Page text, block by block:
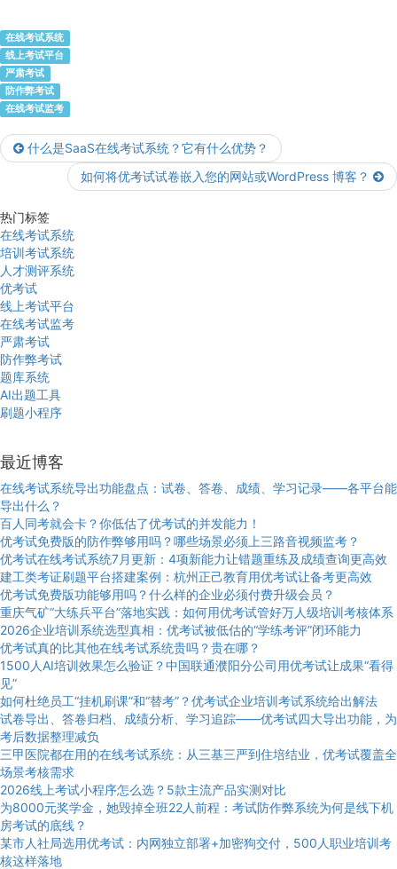
在线考试系统
线上考试平台
严肃考试
防作弊考试
在线考试监考
什么是SaaS在线考试系统？它有什么优势？
如何将优考试试卷嵌入您的网站或WordPress 博客？
热门标签
在线考试系统
培训考试系统
人才测评系统
优考试
线上考试平台
在线考试监考
严肃考试
防作弊考试
题库系统
AI出题工具
刷题小程序
最近博客
在线考试系统导出功能盘点：试卷、答卷、成绩、学习记录——各平台能
导出什么？
百人同考就会卡？你低估了优考试的并发能力！
优考试免费版的防作弊够用吗？哪些场景必须上三路音视频监考？
优考试在线考试系统7月更新：4项新能力让错题重练及成绩查询更高效
建工类考证刷题平台搭建案例：杭州正己教育用优考试让备考更高效
优考试免费版功能够用吗？什么样的企业必须付费升级会员？
重庆气矿“大练兵平台”落地实践：如何用优考试管好万人级培训考核体系
2026企业培训系统选型真相：优考试被低估的“学练考评”闭环能力
优考试真的比其他在线考试系统贵吗？贵在哪？
1500人AI培训效果怎么验证？中国联通濮阳分公司用优考试让成果“看得
见”
如何杜绝员工“挂机刷课”和“替考”？优考试企业培训考试系统给出解法
试卷导出、答卷归档、成绩分析、学习追踪——优考试四大导出功能，为
考后数据整理减负
三甲医院都在用的在线考试系统：从三基三严到住培结业，优考试覆盖全
场景考核需求
2026线上考试小程序怎么选？5款主流产品实测对比
为8000元奖学金，她毁掉全班22人前程：考试防作弊系统为何是线下机
房考试的底线？
某市人社局选用优考试：内网独立部署+加密狗交付，500人职业培训考
核这样落地